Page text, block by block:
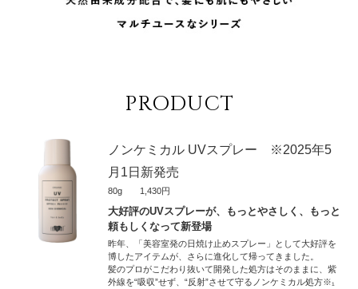
PRODUCT
ノンケミカル UVスプレー ※2025年5
月1日新発売
80g 1,430円
大好評のUVスプレーが、もっとやさしく、もっと
頼もしくなって新登場
昨年、「美容室発の日焼け止めスプレー」として大好評を
博したアイテムが、さらに進化して帰ってきました。
髪のプロがこだわり抜いて開発した処方はそのままに、紫
外線を“吸収”せず、“反射”させて守るノンケミカル処方※₁